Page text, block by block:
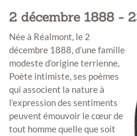
2 décembre 1888 -
Née à Réalmont, le 2
décembre 1888, d’une famille
modeste d’origine terrienne,
Poète intimiste, ses poèmes
qui associent la nature à
l’expression des sentiments
peuvent émouvoir le cœur de
tout homme quelle que soit